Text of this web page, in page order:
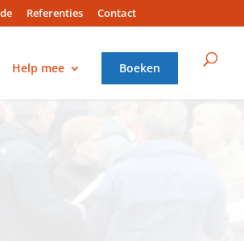
Referenties Contact
Help mee Boeken